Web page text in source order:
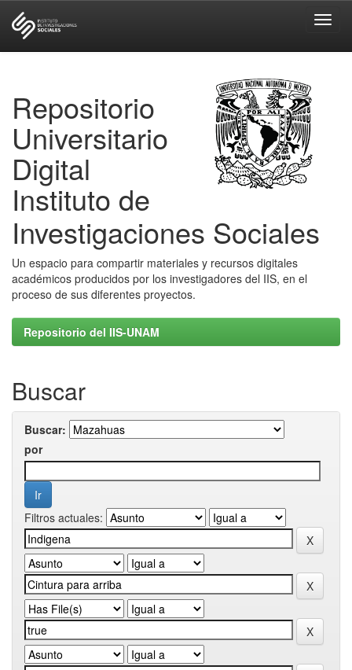
Repositorio
Universitario
Digital
Instituto de
Investigaciones Sociales
Un espacio para compartir materiales y recursos digitales
académicos producidos por los investigadores del IIS, en el
proceso de sus diferentes proyectos.
Repositorio del IIS-UNAM
Buscar
Buscar:
por
Filtros actuales: